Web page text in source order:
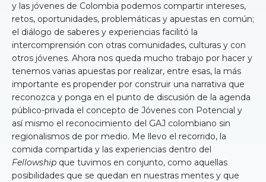
y las jóvenes de Colombia podemos compartir intereses,
retos, oportunidades, problemáticas y apuestas en común;
el diálogo de saberes y experiencias facilitó la
intercomprensión con otras comunidades, culturas y con
otros jóvenes. Ahora nos queda mucho trabajo por hacer y
tenemos varias apuestas por realizar, entre esas, la más
importante es propender por construir una narrativa que
reconozca y ponga en el punto de discusión de la agenda
público-privada el concepto de Jóvenes con Potencial y
así mismo el reconocimiento del GAJ colombiano sin
regionalismos de por medio. Me llevo el recorrido, la
comida compartida y las experiencias dentro del
Fellowship que tuvimos en conjunto, como aquellas
posibilidades que se quedan en nuestras mentes y que